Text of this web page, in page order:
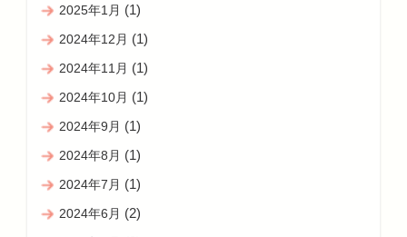
2025年1月 (1)
2024年12月 (1)
2024年11月 (1)
2024年10月 (1)
2024年9月 (1)
2024年8月 (1)
2024年7月 (1)
2024年6月 (2)